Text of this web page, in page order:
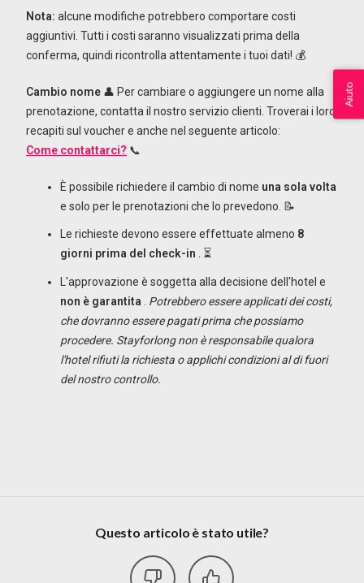
Nota: alcune modifiche potrebbero comportare costi
aggiuntivi. Tutti i costi saranno visualizzati prima della
conferma, quindi ricontrolla attentamente i tuoi dati! 💰
Cambio nome 👤 Per cambiare o aggiungere un nome alla
prenotazione, contatta il nostro servizio clienti. Troverai i loro
recapiti sul voucher e anche nel seguente articolo:
Come contattarci? 📞
È possibile richiedere il cambio di nome una sola volta
e solo per le prenotazioni che lo prevedono. 📝
Le richieste devono essere effettuate almeno 8
giorni prima del check-in . ⏳
L'approvazione è soggetta alla decisione dell'hotel e
non è garantita
Potrebbero essere applicati dei costi,
che dovranno essere pagati prima che possiamo
procedere. Stayforlong non è responsabile qualora
l'hotel rifiuti la richiesta o applichi condizioni al di fuori
del nostro controllo.
Questo articolo è stato utile?
Aiuto